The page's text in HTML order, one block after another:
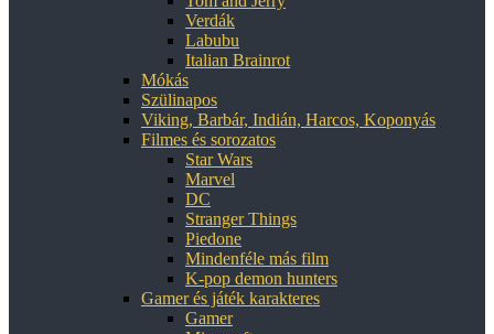
Verdák
Labubu
Italian Brainrot
Mókás
Szülinapos
Viking, Barbár, Indián, Harcos, Koponyás
Filmes és sorozatos
Star Wars
Marvel
DC
Stranger Things
Piedone
Mindenféle más film
K-pop demon hunters
Gamer és játék karakteres
Gamer